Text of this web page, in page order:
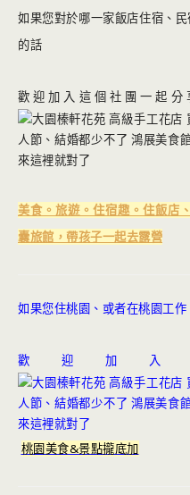
如果您對於哪一家飯店住宿、
的話
歡迎加入這個社團一起
美食。旅遊。住宿趣。住飯
囊旅館，帶孩子一起去露營
如果您住桃園、或者在桃園工
歡迎加入
桃園美食&景點攏底加